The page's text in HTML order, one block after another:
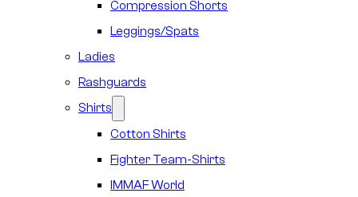
Compression Shorts
Leggings/Spats
Ladies
Rashguards
Shirts
Cotton Shirts
Fighter Team-Shirts
IMMAF World